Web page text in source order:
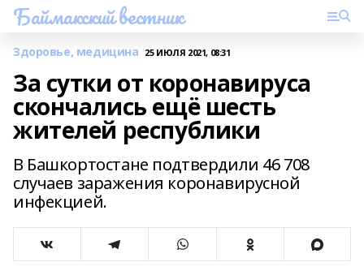
Баймакский вестник
Здоровье, медицина 25 ИЮЛЯ 2021, 08:31
За сутки от коронавируса
скончались ещё шесть
жителей республики
В Башкортостане подтвердили 46 708
случаев заражения коронавирусной
инфекцией.